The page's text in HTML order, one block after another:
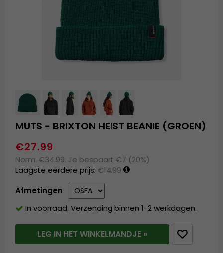
MUTS - BRIXTON HEIST BEANIE (GROEN)
€27.99
Norm. €34.99. Je bespaart €7 (20%)
Laagste eerdere prijs: €14.99
Afmetingen
In voorraad. Verzending binnen 1-2 werkdagen.
LEG IN HET WINKELMANDJE »